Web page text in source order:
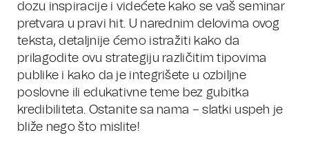
dozu inspiracije i videćete kako se vaš seminar
pretvara u pravi hit. U narednim delovima ovog
teksta, detaljnije ćemo istražiti kako da
prilagodite ovu strategiju različitim tipovima
publike i kako da je integrišete u ozbiljne
poslovne ili edukativne teme bez gubitka
kredibiliteta. Ostanite sa nama – slatki uspeh je
bliže nego što mislite!